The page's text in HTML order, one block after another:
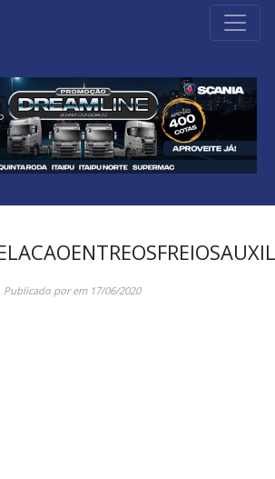
Publicado porem 17/06/2020